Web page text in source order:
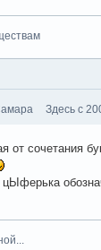
Здесь с
от сочетания